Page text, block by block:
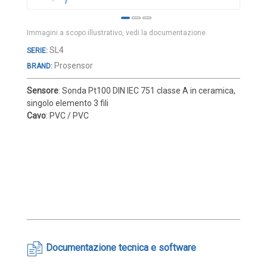
Immagini a scopo illustrativo, vedi la documentazione.
Vai
all'inizio
galleria
di
immagini
SL4
BRAND: Prosensor
Sensore: Sonda Pt100 DIN IEC 751 classe A in ceramica,
singolo elemento 3 fili
Cavo: PVC / PVC
Documentazione tecnica e software
Accessori e Ricambi
Pozzetti termometrici
Raccordi, Flange e Ganci
Teste di connessione
Elementi intercambiabili
Sonde umidità a cavo
Sonde pioggia e antiallagamento